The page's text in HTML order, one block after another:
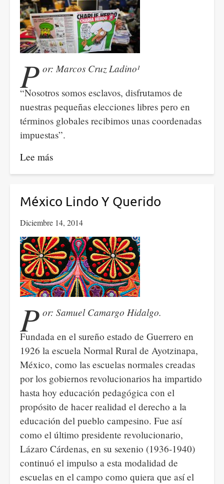
P or: Marcos Cruz Ladino¹
“Nosotros somos esclavos, disfrutamos de
nuestras pequeñas elecciones libres pero en
términos globales recibimos unas coordenadas
impuestas”.
Lee más
"Libertad
Expresión"
Hipocresía
Occidental
México Lindo Y Querido
Diciembre 14, 2014
P or: Samuel Camargo Hidalgo.
Fundada en el sureño estado de Guerrero en
1926 la escuela Normal Rural de Ayotzinapa,
México, como las escuelas normales creadas
por los gobiernos revolucionarios ha impartido
hasta hoy educación pedagógica con el
propósito de hacer realidad el derecho a la
educación del pueblo campesino. Fue así
como el último presidente revolucionario,
Lázaro Cárdenas, en su sexenio (1936-1940)
continuó el impulso a esta modalidad de
escuelas en el campo como quiera que así el